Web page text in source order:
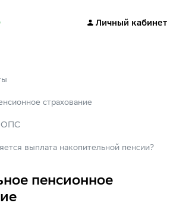
Личный кабинет
страхование
ОПС
выплата накопительной пенсии?
пенсионное